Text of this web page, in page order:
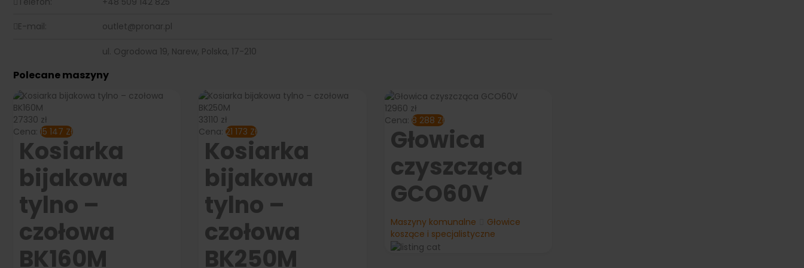
E-mail: outlet@pronar.pl
ul. Ogrodowa 19, Narew, Polska, 17-210
Polecane maszyny
27330 zł
Cena: 15 147 Zł
Kosiarka
bijakowa
tylno –
czołowa
BK160M
33110 zł
Cena: 21 173 Zł
Kosiarka
bijakowa
tylno –
czołowa
BK250M
12960 zł
Cena: 8 288 Zł
Głowica
czyszcząca
GCO60V
Maszyny komunalne
Głowice
koszące i specjalistyczne